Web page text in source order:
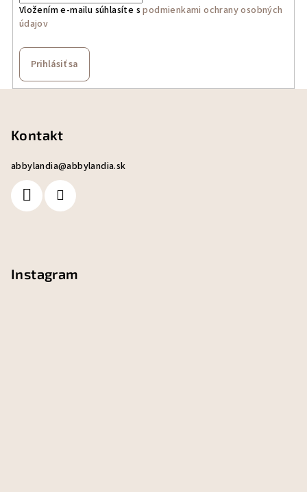
Vložením e-mailu súhlasíte spodmienkami ochrany osobných
údajov
Prihlásiť sa
Kontakt
abbylandia@abbylandia.sk
Instagram